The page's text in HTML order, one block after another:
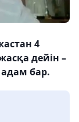
4
дейін –
адам бар.